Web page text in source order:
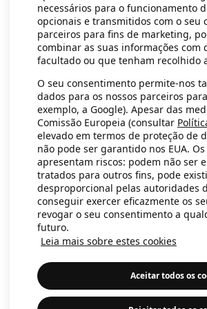
Application
necessários para o funcionamento
opcionais e transmitidos com o seu
parceiros para fins de marketing,
combinar as suas informações com
facultado ou que tenham recolhido
O seu consentimento permite-nos
dados para os nossos parceiros
exemplo, a Google). Apesar das
Comissão Europeia (consultar
elevado em termos de proteção de
não pode ser garantido nos EUA.
apresentam riscos: podem não ser
tratados para outros fins, pode
desproporcional pelas autoridades
conseguir exercer eficazmente os
revogar o seu consentimento a
futuro.
Leia mais sobre estes cookies
Aceitar todos os